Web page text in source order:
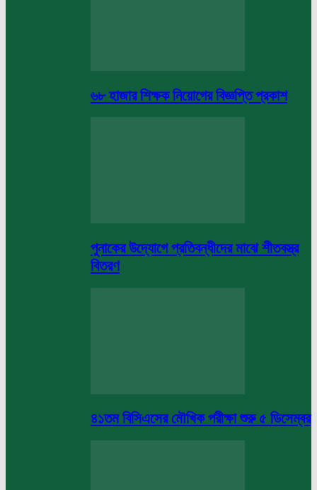
৬৮ হাজার শিক্ষক নিয়োগের বিজ্ঞপ্তি প্রকাশ
পুনাকের উদ্যোগে প্রতিবন্ধীদের মাঝে শীতবস্ত্র
বিতরণ
৪১তম বিসিএসের মৌখিক পরীক্ষা শুরু ৫ ডিসেম্বর